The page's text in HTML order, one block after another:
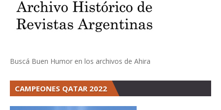
Buscá Buen Humor en los archivos de Ahira
CAMPEONES QATAR 2022